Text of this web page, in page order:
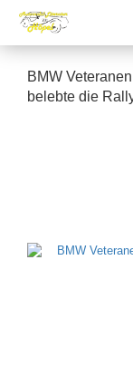
BMW
belebte die